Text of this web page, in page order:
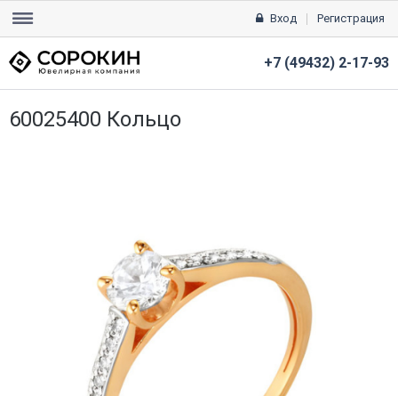
Вход Регистрация
+7 (49432) 2-17-93
60025400 Кольцо